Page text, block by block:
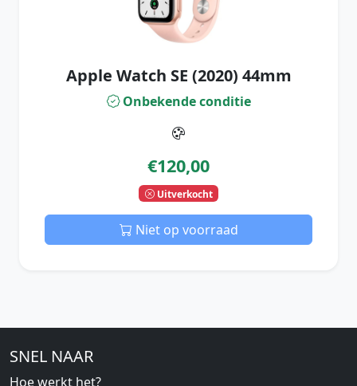
Apple Watch SE (2020) 44mm
Onbekende conditie
€120,00
Uitverkocht
Niet op voorraad
SNEL NAAR
Hoe werkt het?